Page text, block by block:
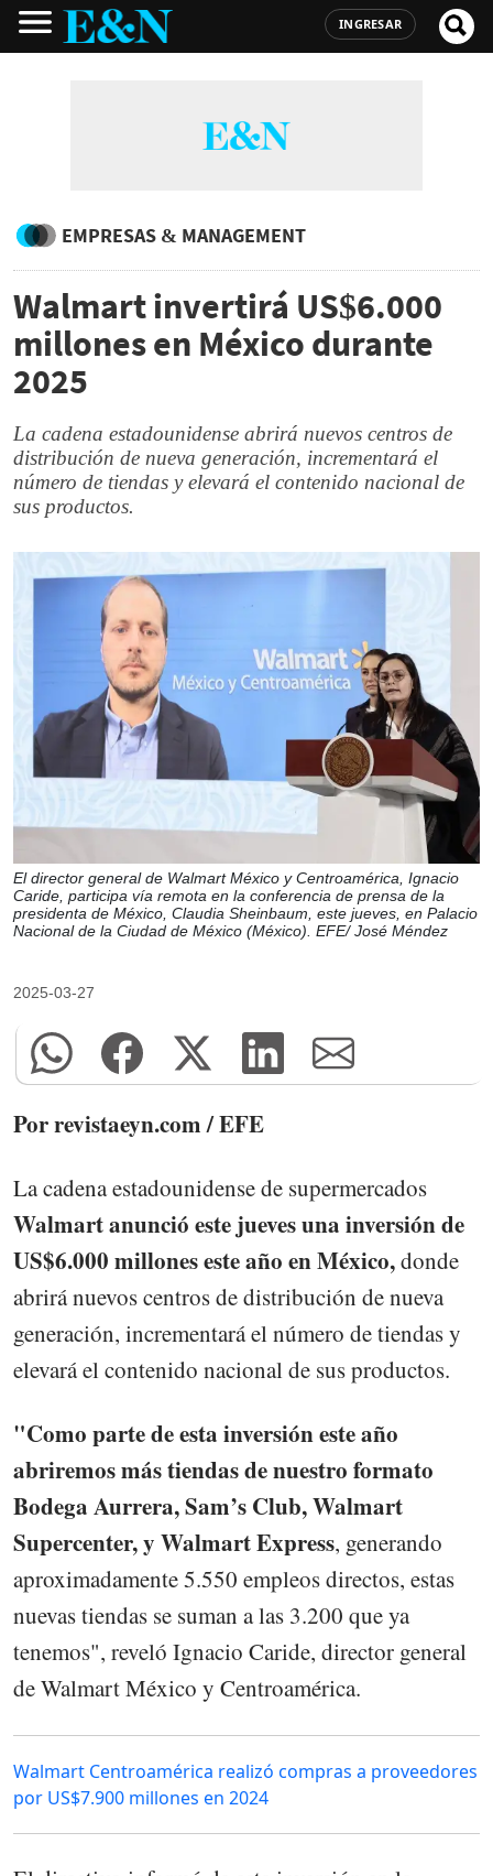
INGRESAR
EMPRESAS & MANAGEMENT
Walmart invertirá US$6.000
millones en México durante
2025
La cadena estadounidense abrirá nuevos centros de
distribución de nueva generación, incrementará el
número de tiendas y elevará el contenido nacional de
sus productos.
El director general de Walmart México y Centroamérica, Ignacio
Caride, participa vía remota en la conferencia de prensa de la
presidenta de México, Claudia Sheinbaum, este jueves, en Palacio
Nacional de la Ciudad de México (México). EFE/ José Méndez
2025-03-27
Por revistaeyn.com / EFE
La cadena estadounidense de supermercados
Walmart anunció este jueves una inversión de
US$6.000 millones este año en México,donde
abrirá nuevos centros de distribución de nueva
generación, incrementará el número de tiendas y
elevará el contenido nacional de sus productos.
"Como parte de esta inversión este año
abriremos más tiendas de nuestro formato
Bodega Aurrera, Sam’s Club, Walmart
Supercenter, y Walmart Express, generando
aproximadamente 5.550 empleos directos, estas
nuevas tiendas se suman a las 3.200 que ya
tenemos", reveló Ignacio Caride, director general
de Walmart México y Centroamérica.
Walmart Centroamérica realizó compras a proveedores
por US$7.900 millones en 2024